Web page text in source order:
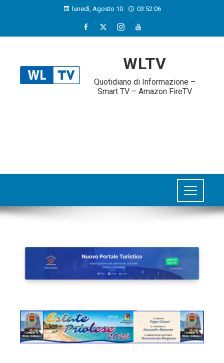
lunedì, Agosto 10 03:52:06
WLTV
Quotidiano di Informazione –
Smart TV – Amazon FireTV